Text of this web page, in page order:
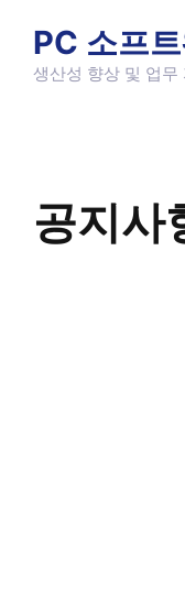
content
PC 소프
생산성 향상 및 업무
공지사